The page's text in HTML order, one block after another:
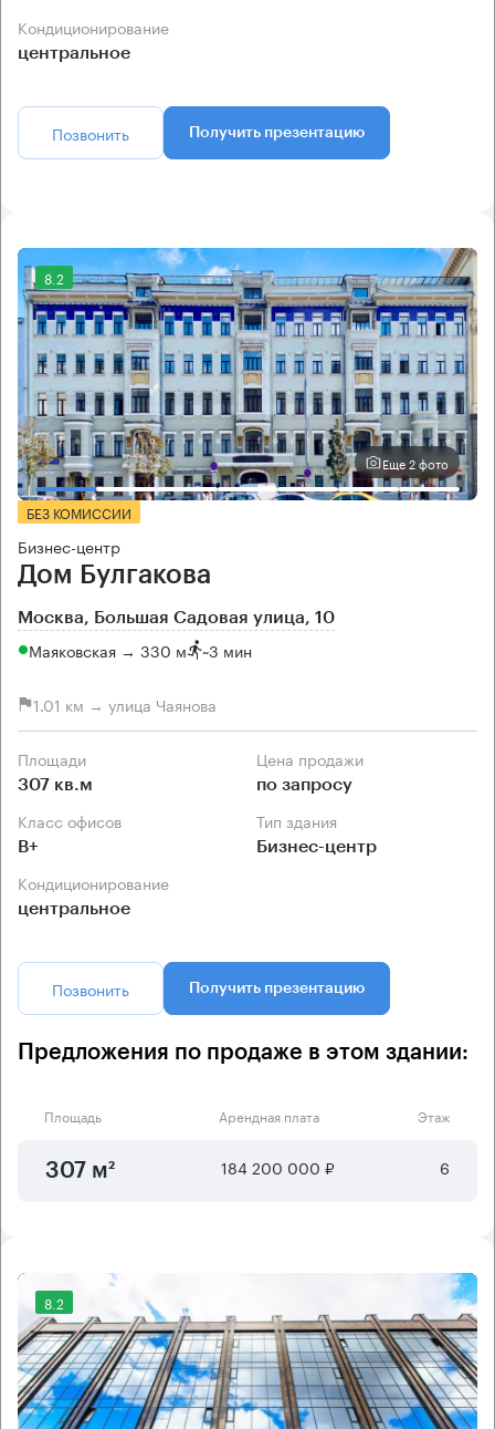
Кондиционирование
центральное
Позвонить Получить презентацию
8.2
Еще 2 фото
БЕЗ КОМИССИИ
Бизнес-центр
Дом Булгакова
Москва, Большая Садовая улица, 10
Маяковская → 330 м ~3 мин
1.01 км → улица Чаянова
Площади
307 кв.м
Цена продажи
по запросу
Класс офисов
B+
Тип здания
Бизнес-центр
Кондиционирование
центральное
Позвонить Получить презентацию
Предложения по продаже в этом здании:
Площадь Арендная плата Этаж
307 м² 184 200 000 ₽ 6
8.2